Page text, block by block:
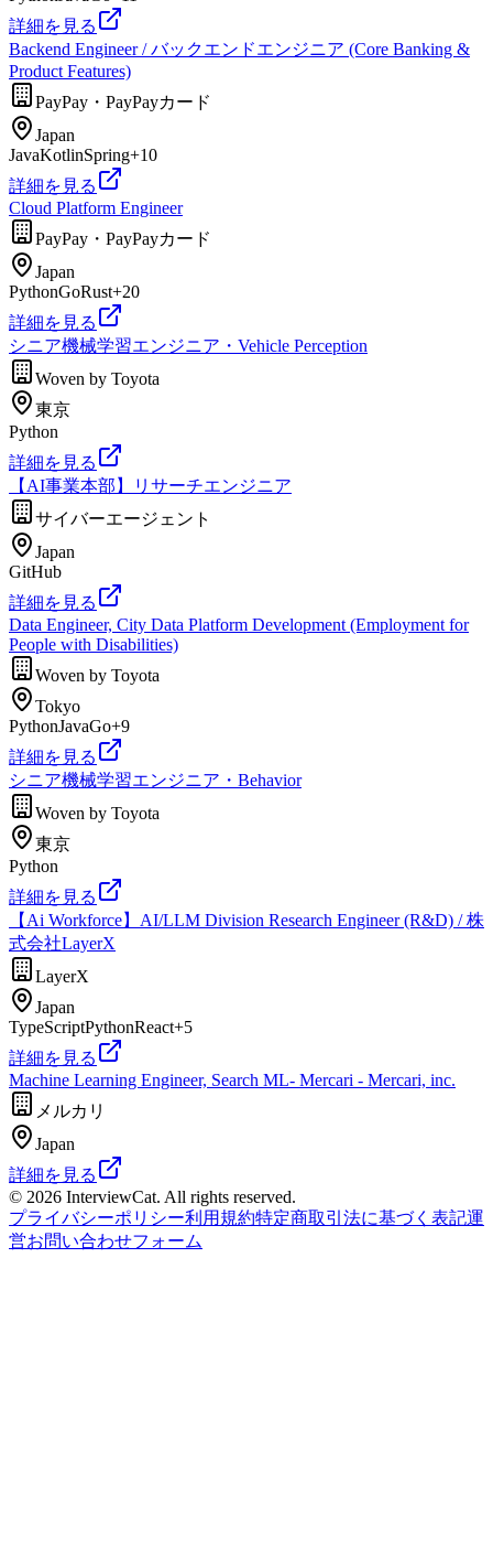
詳細を見る
Backend Engineer / バックエンドエンジニア (Core Banking &
Product Features)
PayPay・PayPayカード
Japan
JavaKotlinSpring+10
詳細を見る
Cloud Platform Engineer
PayPay・PayPayカード
Japan
PythonGoRust+20
詳細を見る
シニア機械学習エンジニア・Vehicle Perception
Woven by Toyota
東京
Python
詳細を見る
【AI事業本部】リサーチエンジニア
サイバーエージェント
Japan
GitHub
詳細を見る
Data Engineer, City Data Platform Development (Employment for
People with Disabilities)
Woven by Toyota
Tokyo
PythonJavaGo+9
詳細を見る
シニア機械学習エンジニア・Behavior
Woven by Toyota
東京
Python
詳細を見る
【Ai Workforce】AI/LLM Division Research Engineer (R&D) / 株
式会社LayerX
LayerX
Japan
TypeScriptPythonReact+5
詳細を見る
Machine Learning Engineer, Search ML- Mercari - Mercari, inc.
メルカリ
Japan
詳細を見る
© 2026 InterviewCat. All rights reserved.
プライバシーポリシー利用規約特定商取引法に基づく表記運
営お問い合わせフォーム